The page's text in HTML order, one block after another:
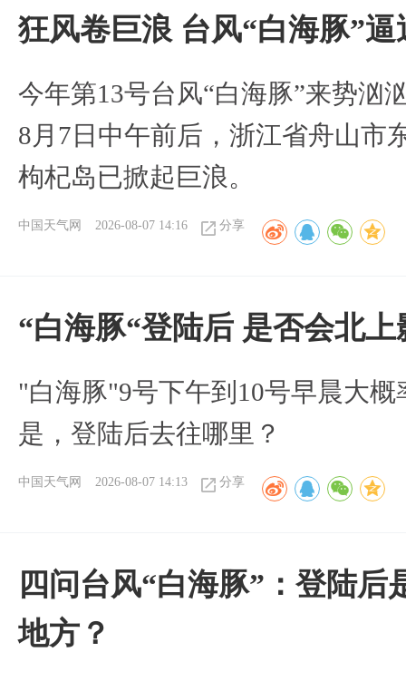
狂风卷巨浪 台风“白海豚”
今年第13号台风“白海豚”来势汹
8月7日中午前后，浙江省舟山市
枸杞岛已掀起巨浪。
中国天气网 2026-08-07 14:16 分享
“白海豚“登陆后 是否会北
"白海豚"9号下午到10号早晨大
是，登陆后去往哪里？
中国天气网 2026-08-07 14:13 分享
四问台风“白海豚”：登陆
地方？